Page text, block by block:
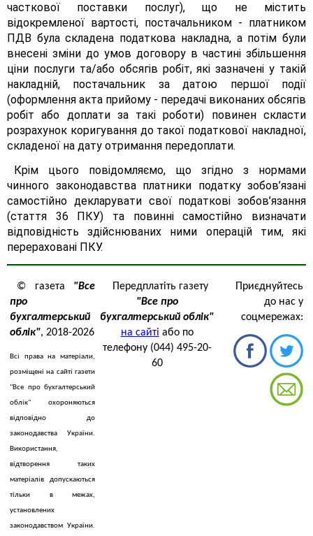
часткової поставки послуг), що не містить
відокремленої вартості, постачальником - платником
ПДВ була складена податкова накладна, а потім були
внесені зміни до умов договору в частині збільшення
ціни послуги та/або обсягів робіт, які зазначені у такій
накладній, постачальник за датою першої події
(оформлення акта прийому - передачі виконаних обсягів
робіт або доплати за такі роботи) повинен скласти
розрахунок коригування до такої податкової накладної,
складеної на дату отримання передоплати.
Крім цього повідомляємо, що згідно з нормами
чинного законодавства платники податку зобов’язані
самостійно декларувати свої податкові зобов’язання
(стаття 36 ПКУ) та повинні самостійно визначати
відповідність здійснюваних ними операцій тим, які
перераховані ПКУ.
© газета "Все
про
бухгалтерський
облік", 2018-2026
Всі права на матеріали,
розміщені на сайті газети
"Все про бухгалтерський
облік" охороняються
відповідно до
законодавства України.
Використання,
відтворення таких
матеріалів допускаються
тільки в межах,
установлених
законодавством України.
Передплатіть газету
"Все про
бухгалтерський облік"
на сайті або по
телефону (044) 495-20-
60
Приєднуйтесь
до нас у
соцмережах: